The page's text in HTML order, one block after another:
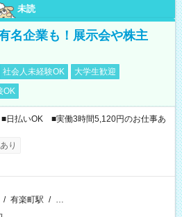
未読
名企業も！展示会や株主
社会人未経験OK
大学生歓迎
OK
日払いOK ■実働3時間5,120円のお仕事あ
り
/ 有楽町駅 / …